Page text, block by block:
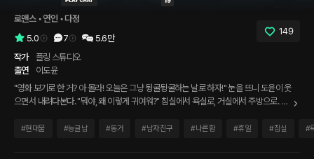
로맨스 • 연인 • 다정
5.0
7 5.6만
149
작가
플링 스튜디오
출연
이도윤
"영화 보기로 한 거? 아 몰라! 오늘은 그냥 뒹굴뒹굴하는 날로 하자!" 눈을 뜨니 도윤이 웃
으면서 내려다본다. "뭐야, 왜 이렇게 귀여워?" 침실에서 욕실로, 거실에서 주방으로. 우
#현대물 #능글남 #동거 #남자친구 #나른함 #휴일 #침실 #